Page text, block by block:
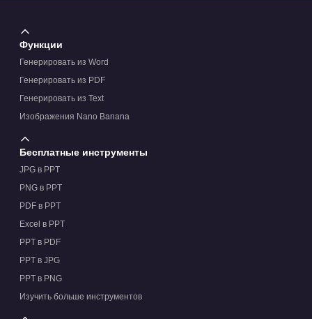
Функции
Генерировать из Word
Генерировать из PDF
Генерировать из Text
Изображения Nano Banana
Бесплатные инструменты
JPG в PPT
PNG в PPT
PDF в PPT
Excel в PPT
PPT в PDF
PPT в JPG
PPT в PNG
Изучить больше инструментов